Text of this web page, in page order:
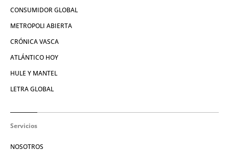
CONSUMIDOR GLOBAL
METROPOLI ABIERTA
CRÓNICA VASCA
ATLÁNTICO HOY
HULE Y MANTEL
LETRA GLOBAL
Servicios
NOSOTROS